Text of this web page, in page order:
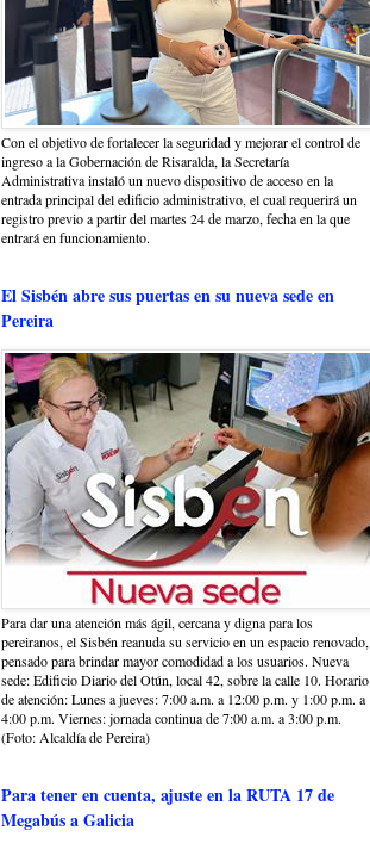
Con el objetivo de fortalecer la seguridad y mejorar el control de
ingreso a la Gobernación de Risaralda, la Secretaría
Administrativa instaló un nuevo dispositivo de acceso en la
entrada principal del edificio administrativo, el cual requerirá un
registro previo a partir del martes 24 de marzo, fecha en la que
entrará en funcionamiento.
El Sisbén abre sus puertas en su nueva sede en
Pereira
Para dar una atención más ágil, cercana y digna para los
pereiranos, el Sisbén reanuda su servicio en un espacio renovado,
pensado para brindar mayor comodidad a los usuarios. Nueva
sede: Edificio Diario del Otún, local 42, sobre la calle 10. Horario
de atención: Lunes a jueves: 7:00 a.m. a 12:00 p.m. y 1:00 p.m. a
4:00 p.m. Viernes: jornada continua de 7:00 a.m. a 3:00 p.m.
(Foto: Alcaldía de Pereira)
Para tener en cuenta, ajuste en la RUTA 17 de
Megabús a Galicia